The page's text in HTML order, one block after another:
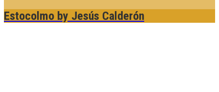
Estocolmo by Jesús Calderón